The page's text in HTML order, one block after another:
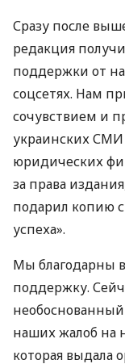
Сразу после
редакция
поддержки от
соцсетях. Нам
сочувствием и
украинскихСМИ
юридических
за права
подарил копию
успеха».
Мы благодарны
поддержку.
наших жалоб на
которая выдала